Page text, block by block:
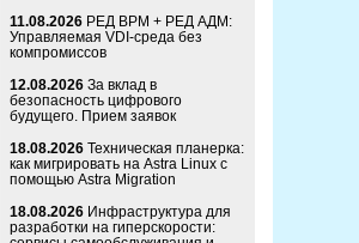
11.08.2026 РЕД ВРМ + РЕД АДМ:
Управляемая VDI-среда без
компромиссов
12.08.2026 За вклад в
безопасность цифрового
будущего. Прием заявок
18.08.2026 Техническая планерка:
как мигрировать на Astra Linux с
помощью Astra Migration
18.08.2026 Инфраструктура для
разработки на гиперскорости: